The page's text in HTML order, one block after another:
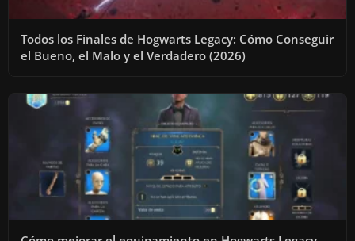
Todos los Finales de Hogwarts Legacy: Cómo Conseguir
el Bueno, el Malo y el Verdadero (2026)